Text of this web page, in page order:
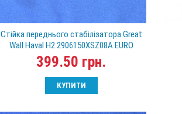
Стійка переднього стабілізатора Great
Wall Haval H2 2906150XSZ08A EURO
399.50 грн.
КУПИТИ